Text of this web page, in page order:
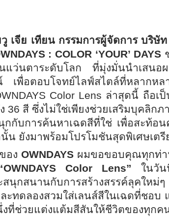
เจีย เทียน กรรมการผู้จัดการ บริษัท
: COLOR ‘YOUR’ DAYS
นแว่นตาระดับโลก ที่มุ่งมั่นนำเสน
เพื่อตอบโจทย์ไลฟ์สไตล์ที่หลากห
Color Lens ล่าสุดนี้ ถือเ
36 สี ซึ่งไม่ใช่เพียงช่วยเสริมบุคลิกภ
กับการค้นหาเฉดสีที่ใช่ เพื่อสะท้อน
น ยังมาพร้อมโปรโมชันสุดพิเศษเต
อง OWNDAYSผมขอขอบคุณทุกท่าน
Color Lens” ในวัน
สนุกสนานกับการสร้างสรรค์ลุคให
ะทดลองสวมใส่เลนส์สีในเฉดที่ชอบ
งที่ช่วยแต่งแต้มสีสันให้ชีวิตของทุกค